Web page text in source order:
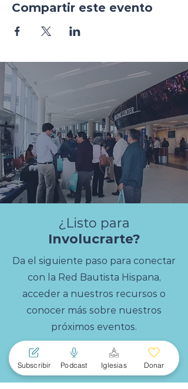
Compartir este evento
¿Listo para
Involucrarte?
Da el siguiente paso para conectar
con la Red Bautista Hispana,
acceder a nuestros recursos o
conocer más sobre nuestros
próximos eventos.
Subscríbete
Subscribir Podcast Iglesias Donar